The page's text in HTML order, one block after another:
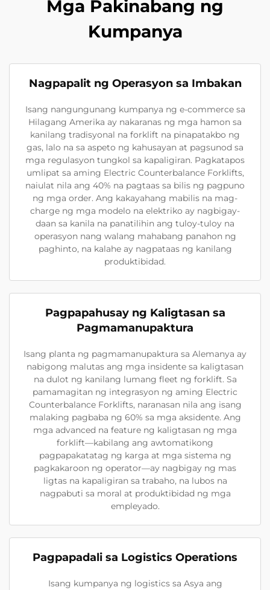
Mga Pakinabang ng
Kumpanya
Nagpapalit ng Operasyon sa Imbakan
Isang nangungunang kumpanya ng e-commerce sa
Hilagang Amerika ay nakaranas ng mga hamon sa
kanilang tradisyonal na forklift na pinapatakbo ng
gas, lalo na sa aspeto ng kahusayan at pagsunod sa
mga regulasyon tungkol sa kapaligiran. Pagkatapos
umlipat sa aming Electric Counterbalance Forklifts,
naiulat nila ang 40% na pagtaas sa bilis ng pagpuno
ng mga order. Ang kakayahang mabilis na mag-
charge ng mga modelo na elektriko ay nagbigay-
daan sa kanila na panatilihin ang tuloy-tuloy na
operasyon nang walang mahabang panahon ng
paghinto, na kalahe ay nagpataas ng kanilang
produktibidad.
Pagpapahusay ng Kaligtasan sa
Pagmamanupaktura
Isang planta ng pagmamanupaktura sa Alemanya ay
nabigong malutas ang mga insidente sa kaligtasan
na dulot ng kanilang lumang fleet ng forklift. Sa
pamamagitan ng integrasyon ng aming Electric
Counterbalance Forklifts, naranasan nila ang isang
malaking pagbaba ng 60% sa mga aksidente. Ang
mga advanced na feature ng kaligtasan ng mga
forklift—kabilang ang awtomatikong
pagpapakatatag ng karga at mga sistema ng
pagkakaroon ng operator—ay nagbigay ng mas
ligtas na kapaligiran sa trabaho, na lubos na
nagpabuti sa moral at produktibidad ng mga
empleyado.
Pagpapadali sa Logistics Operations
Isang kumpanya ng logistics sa Asya ang